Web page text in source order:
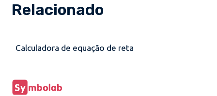
Relacionado
Calculadora de equação de reta